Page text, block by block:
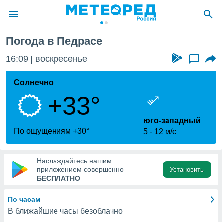
о
Вы можете
к этому
доступ
Погода в Педрасе
16:09 воскресенье ...
Солнечно
+33°
По ощущениям +30°
юго-западный
5
12 м/с
Наслаждайтесь нашим
приложением совершенно
БЕСПЛАТНО
Установить
По часам
В ближайшие часы безоблачно